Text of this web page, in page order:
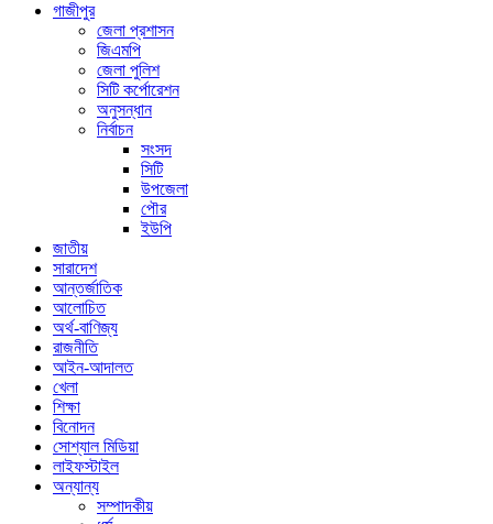
গাজীপুর
জেলা প্রশাসন
জিএমপি
জেলা পুলিশ
সিটি কর্পোরেশন
অনুসন্ধান
নির্বাচন
সংসদ
সিটি
উপজেলা
পৌর
ইউপি
জাতীয়
সারাদেশ
আন্তর্জাতিক
আলোচিত
অর্থ-বাণিজ্য
রাজনীতি
আইন-আদালত
খেলা
শিক্ষা
বিনোদন
সোশ্যাল মিডিয়া
লাইফস্টাইল
অন্যান্য
সম্পাদকীয়